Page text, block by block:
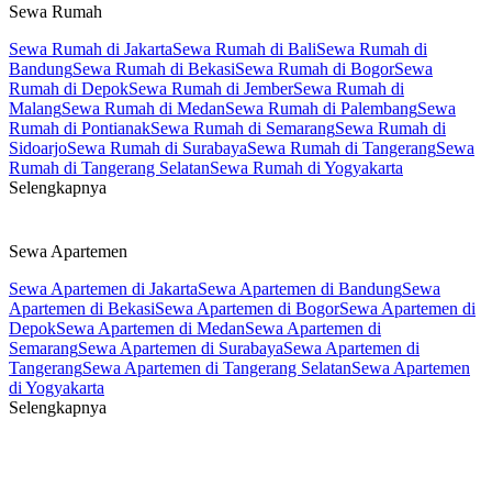
Sewa Rumah
Sewa Rumah di JakartaSewa Rumah di BaliSewa Rumah di
BandungSewa Rumah di BekasiSewa Rumah di BogorSewa
Rumah di DepokSewa Rumah di JemberSewa Rumah di
MalangSewa Rumah di MedanSewa Rumah di PalembangSewa
Rumah di PontianakSewa Rumah di SemarangSewa Rumah di
SidoarjoSewa Rumah di SurabayaSewa Rumah di TangerangSewa
Rumah di Tangerang SelatanSewa Rumah di Yogyakarta
Selengkapnya
Sewa Apartemen
Sewa Apartemen di JakartaSewa Apartemen di BandungSewa
Apartemen di BekasiSewa Apartemen di BogorSewa Apartemen di
DepokSewa Apartemen di MedanSewa Apartemen di
SemarangSewa Apartemen di SurabayaSewa Apartemen di
TangerangSewa Apartemen di Tangerang SelatanSewa Apartemen
di Yogyakarta
Selengkapnya